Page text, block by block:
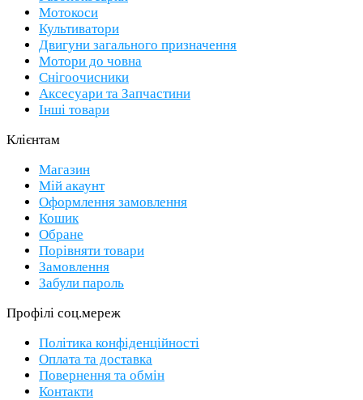
Мотокоси
Культиватори
Двигуни загального призначення
Мотори до човна
Снігоочисники
Аксесуари та Запчастини
Інші товари
Клієнтам
Магазин
Мій акаунт
Оформлення замовлення
Кошик
Обране
Порівняти товари
Замовлення
Забули пароль
Профілі соц.мереж
Політика конфіденційності
Оплата та доставка
Повернення та обмін
Контакти